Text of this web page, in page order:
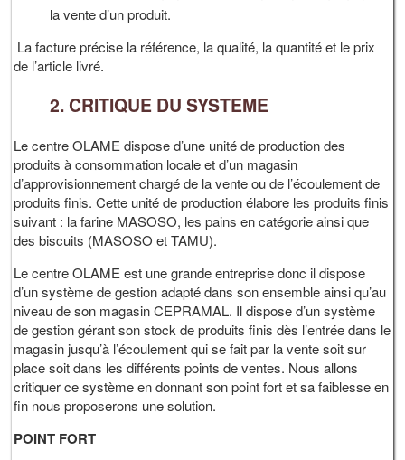
la vente d’un produit.
La facture précise la référence, la qualité, la quantité et le prix
de l’article livré.
2. CRITIQUE DU SYSTEME
Le centre OLAME dispose d’une unité de production des
produits à consommation locale et d’un magasin
d’approvisionnement chargé de la vente ou de l’écoulement de
produits finis. Cette unité de production élabore les produits finis
suivant : la farine MASOSO, les pains en catégorie ainsi que
des biscuits (MASOSO et TAMU).
Le centre OLAME est une grande entreprise donc il dispose
d’un système de gestion adapté dans son ensemble ainsi qu’au
niveau de son magasin CEPRAMAL. Il dispose d’un système
de gestion gérant son stock de produits finis dès l’entrée dans le
magasin jusqu’à l’écoulement qui se fait par la vente soit sur
place soit dans les différents points de ventes. Nous allons
critiquer ce système en donnant son point fort et sa faiblesse en
fin nous proposerons une solution.
POINT FORT